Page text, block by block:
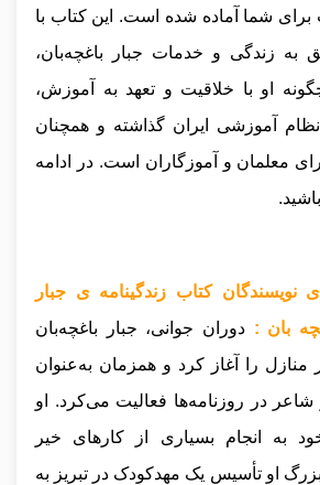
شما آماده شده است. این کتاب با
به زندگی و خدمات جبار باغچه‌بان،
او با خلاقیت و تعهد به آموزش،
آموزشی ایران گذاشته و همچنان
معلمان و آموزگاران است. در ادامه
کتاب زندگینامه ی جبار
بان : دوران جوانی، جبار باغچه‌بان
را آغاز کرد و همزمان به‌عنوان
شاعر در روزنامه‌ها فعالیت می‌کرد. او
به انجام بسیاری از کارهای خیر
او تأسیس یک مهدکودک در تبریز به